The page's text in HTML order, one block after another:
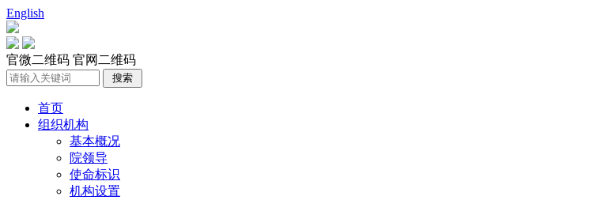
English
官微二维码 官网二维码
首页
组织机构
基本概况
院领导
使命标识
机构设置